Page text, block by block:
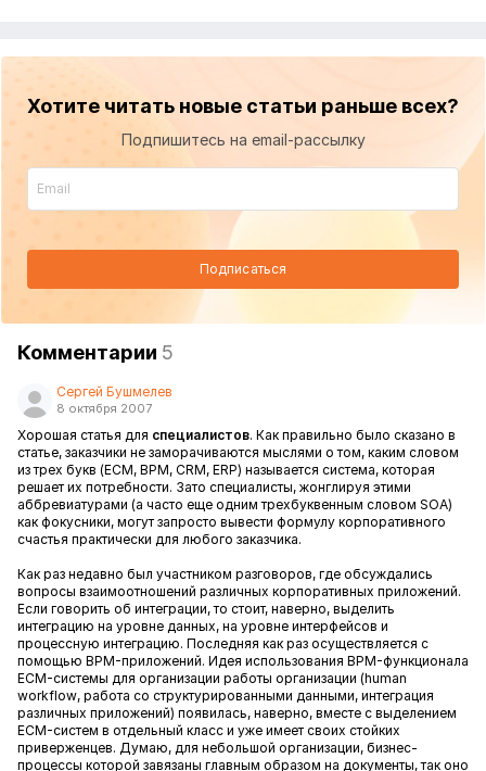
Хотите читать новые статьи раньше всех?
Подпишитесь на email-рассылку
Подписаться
Комментарии 5
Сергей Бушмелев
8 октября 2007
Хорошая статья для специалистов. Как правильно было сказано в
статье, заказчики не заморачиваются мыслями о том, каким словом
из трех букв (ECM, BPM, CRM, ERP) называется система, которая
решает их потребности. Зато специалисты, жонглируя этими
аббревиатурами (а часто еще одним трехбуквенным словом SOA)
как фокусники, могут запросто вывести формулу корпоративного
счастья практически для любого заказчика.
Как раз недавно был участником разговоров, где обсуждались
вопросы взаимоотношений различных корпоративных приложений.
Если говорить об интеграции, то стоит, наверно, выделить
интеграцию на уровне данных, на уровне интерфейсов и
процессную интеграцию. Последняя как раз осуществляется с
помощью BPM-приложений. Идея использования BPM-функционала
ECM-системы для организации работы организации (human
workflow, работа со структурированными данными, интеграция
различных приложений) появилась, наверно, вместе с выделением
ECM-систем в отдельный класс и уже имеет своих стойких
приверженцев. Думаю, для небольшой организации, бизнес-
процессы которой завязаны главным образом на документы, так оно